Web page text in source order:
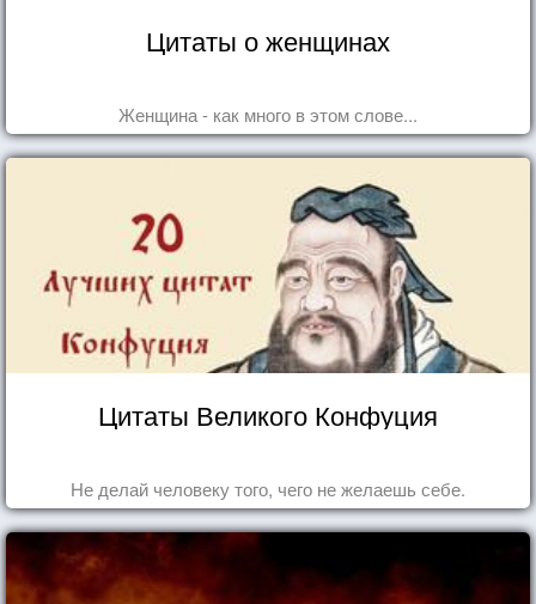
Цитаты о женщинах
Женщина - как много в этом слове...
Цитаты Великого Конфуция
Не делай человеку того, чего не желаешь себе.